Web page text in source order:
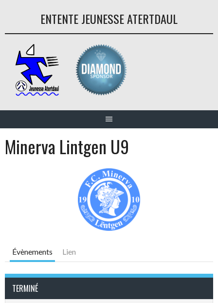
ENTENTE JEUNESSE ATERTDAUL
Minerva Lintgen U9
Évènements Lien
TERMINÉ